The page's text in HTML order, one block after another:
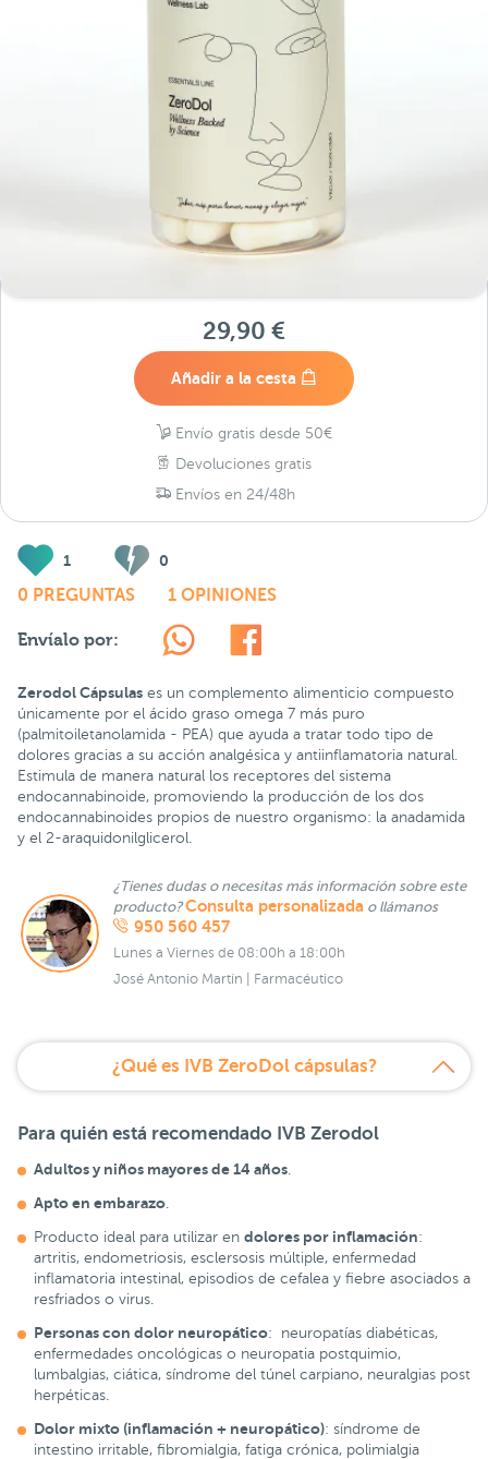
29,90 €
Añadir a la cesta
Envío gratis desde 50€
Devoluciones gratis
Envíos en 24/48h
1 0
0 PREGUNTAS 1 OPINIONES
Envíalo por:
Zerodol Cápsulas es un complemento alimenticio compuesto
únicamente por el ácido graso omega 7 más puro
(palmitoiletanolamida - PEA) que ayuda a tratar todo tipo de
dolores gracias a su acción analgésica y antiinflamatoria natural.
Estimula de manera natural los receptores del sistema
endocannabinoide, promoviendo la producción de los dos
endocannabinoides propios de nuestro organismo: la anadamida
y el 2-araquidonilglicerol.
¿Tienes dudas o necesitas más información sobre este
producto?Consulta personalizada o llámanos
950 560 457
Lunes a Viernes de 08:00h a 18:00h
José Antonio Martín | Farmacéutico
¿Qué es IVB ZeroDol cápsulas?
Para quién está recomendado IVB Zerodol
Adultos y niños mayores de 14 años
Apto en embarazo
Producto ideal para utilizar en dolores por inflamación:
artritis, endometriosis, esclersosis múltiple, enfermedad
inflamatoria intestinal, episodios de cefalea y fiebre asociados a
resfriados o virus.
Personas con dolor neuropático: neuropatías diabéticas,
enfermedades oncológicas o neuropatia postquimio,
lumbalgias, ciática, síndrome del túnel carpiano, neuralgias post
herpéticas.
Dolor mixto (inflamación + neuropático): síndrome de
intestino irritable, fibromialgia, fatiga crónica, polimialgia